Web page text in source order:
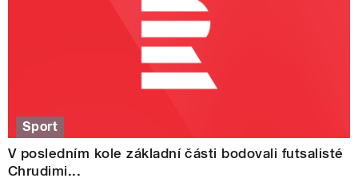
Sport
V posledním kole základní části bodovali futsalisté
Chrudimi...